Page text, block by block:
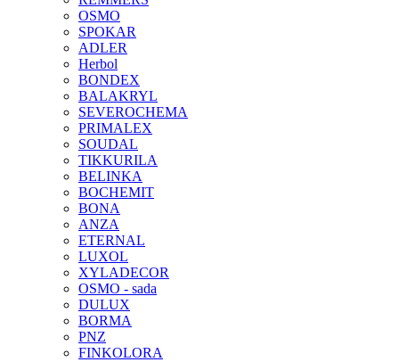
OSMO
SPOKAR
ADLER
Herbol
BONDEX
BALAKRYL
SEVEROCHEMA
PRIMALEX
SOUDAL
TIKKURILA
BELINKA
BOCHEMIT
BONA
ANZA
ETERNAL
LUXOL
XYLADECOR
OSMO - sada
DULUX
BORMA
PNZ
FINKOLORA